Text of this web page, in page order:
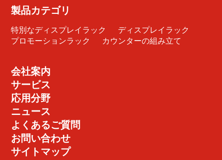
製品カテゴリ
特別なディスプレイラック
ディスプレイラック
プロモーションラック
カウンターの組み立て
会社案内
サービス
応用分野
ニュース
よくあるご質問
お問い合わせ
サイトマップ